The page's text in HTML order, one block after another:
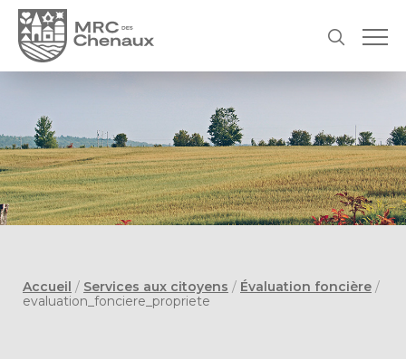
Accueil / Services aux citoyens / Évaluation foncière /
evaluation_fonciere_propriete